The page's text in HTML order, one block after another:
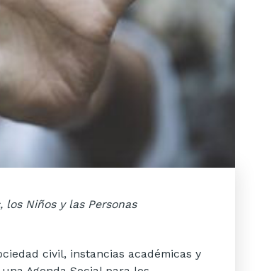
los Niños y las Personas
civil, instancias académicas y